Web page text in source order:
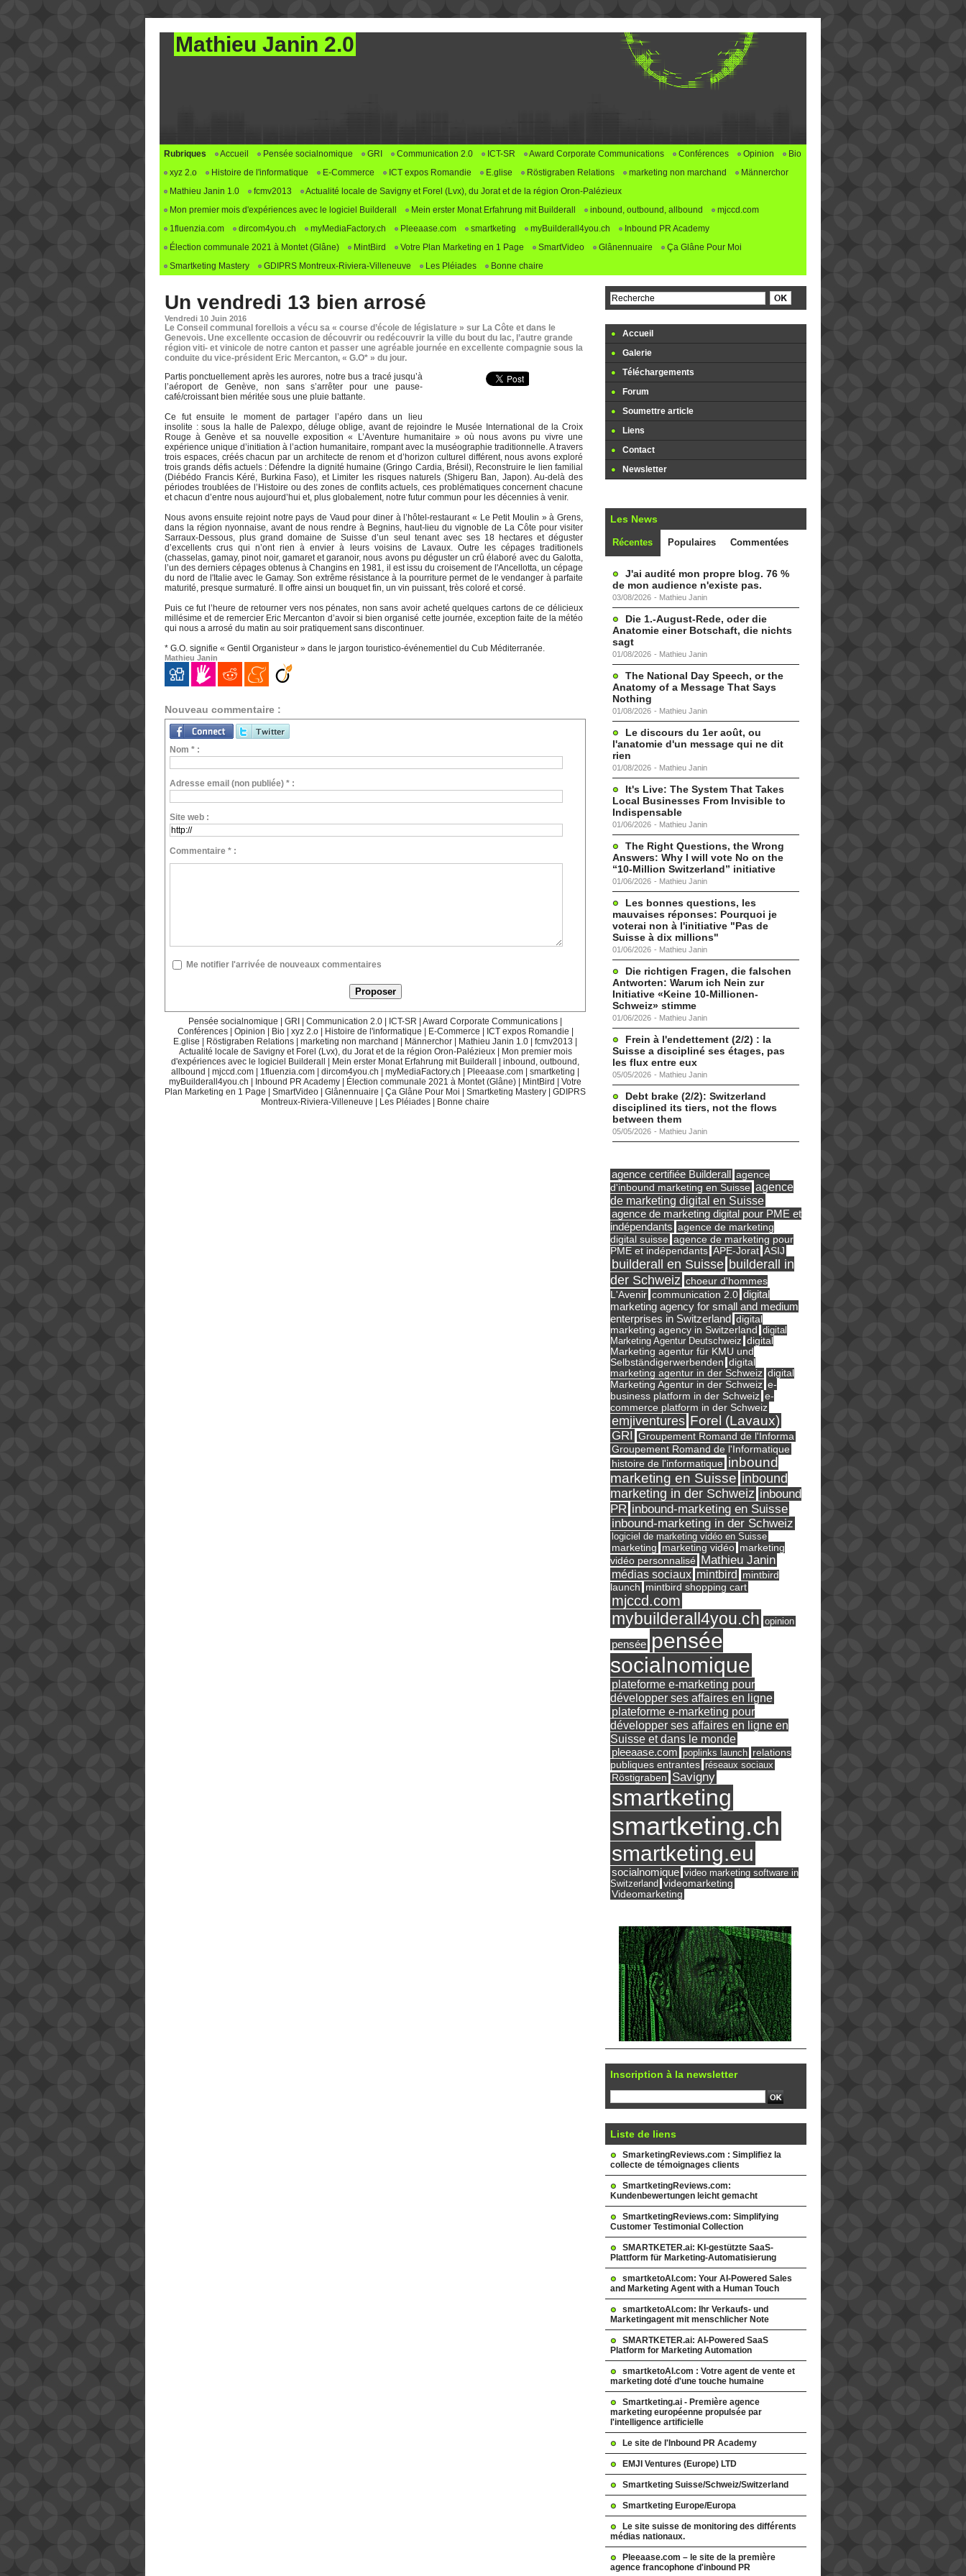
Mathieu Janin 2.0
Rubriques Accueil Pensée socialnomique GRI Communication 2.0 ICT-SR Award Corporate Communications Conférences Opinion
Bio
xyz 2.o
Histoire de l'informatique E-Commerce ICT expos Romandie E.glise Röstigraben Relations marketing non marchand
Männerchor
Mathieu Janin 1.0
fcmv2013
Actualité locale de Savigny et Forel (Lvx), du Jorat et de la région Oron-Palézieux
Mon premier mois d'expériences avec le logiciel Builderall
Mein erster Monat Erfahrung mit Builderall inbound, outbound, allbound
mjccd.com
1fluenzia.com
dircom4you.ch myMediaFactory.ch Pleeaase.com smartketing myBuilderall4you.ch
Inbound PR Academy
Élection communale 2021 à Montet (Glâne)
MintBird Votre Plan Marketing en 1 Page SmartVideo Glânennuaire
Ça Glâne Pour Moi
Smartketing Mastery
GDIPRS Montreux-Riviera-Villeneuve Les Pléiades Bonne chaire
Un vendredi 13 bien arrosé
Vendredi 10 Juin 2016
Le Conseil communal forellois a vécu sa « course d’école de législature » sur La Côte et dans le
Genevois. Une excellente occasion de découvrir ou redécouvrir la ville du bout du lac, l’autre grande
région viti- et vinicole de notre canton et passer une agréable journée en excellente compagnie sous la
conduite du vice-président Eric Mercanton, « G.O* » du jour.
Partis ponctuellement après les aurores, notre bus a tracé jusqu’à
l’aéroport de Genève, non sans s’arrêter pour une pause-
café/croissant bien méritée sous une pluie battante.
Ce fut ensuite le moment de partager l’apéro dans un lieu
insolite : sous la halle de Palexpo, déluge oblige, avant de rejoindre le Musée International de la Croix
Rouge à Genève et sa nouvelle exposition « L’Aventure humanitaire » où nous avons pu vivre une
expérience unique d’initiation à l’action humanitaire, rompant avec la muséographie traditionnelle. A travers
trois espaces, créés chacun par un architecte de renom et d’horizon culturel différent, nous avons exploré
trois grands défis actuels : Défendre la dignité humaine (Gringo Cardia, Brésil), Reconstruire le lien familial
(Diébédo Francis Kéré, Burkina Faso), et Limiter les risques naturels (Shigeru Ban, Japon). Au-delà des
périodes troublées de l’Histoire ou des zones de conflits actuels, ces problématiques concernent chacune
et chacun d’entre nous aujourd’hui et, plus globalement, notre futur commun pour les décennies à venir.
Nous avons ensuite rejoint notre pays de Vaud pour diner à l’hôtel-restaurant « Le Petit Moulin » à Grens,
dans la région nyonnaise, avant de nous rendre à Begnins, haut-lieu du vignoble de La Côte pour visiter
Sarraux-Dessous, plus grand domaine de Suisse d’un seul tenant avec ses 18 hectares et déguster
d’excellents crus qui n’ont rien à envier à leurs voisins de Lavaux. Outre les cépages traditionels
(chasselas, gamay, pinot noir, gamaret et garanoir, nous avons pu déguster un crû élaboré avec du Galotta,
l’un des derniers cépages obtenus à Changins en 1981, il est issu du croisement de l'Ancellotta, un cépage
du nord de l'Italie avec le Gamay. Son extrême résistance à la pourriture permet de le vendanger à parfaite
maturité, presque surmaturé. Il offre ainsi un bouquet fin, un vin puissant, très coloré et corsé.
Puis ce fut l’heure de retourner vers nos pénates, non sans avoir acheté quelques cartons de ce délicieux
millésime et de remercier Eric Mercanton d’avoir si bien organisé cette journée, exception faite de la météo
qui nous a arrosé du matin au soir pratiquement sans discontinuer.
* G.O. signifie « Gentil Organisteur » dans le jargon touristico-événementiel du Cub Méditerranée.
Mathieu Janin
Nouveau commentaire :
Nom * :
Adresse email (non publiée) * :
Site web :
Commentaire * :
Me notifier l'arrivée de nouveaux commentaires
Pensée socialnomique GRI Communication 2.0 ICT-SR Award Corporate Communications
Conférences
Opinion Bio xyz 2.o Histoire de l'informatique E-Commerce ICT expos Romandie
E.glise
Röstigraben Relations marketing non marchand Männerchor Mathieu Janin 1.0 fcmv2013
Actualité locale de Savigny et Forel (Lvx), du Jorat et de la région Oron-Palézieux
Mon premier mois
d'expériences avec le logiciel Builderall
Mein erster Monat Erfahrung mit Builderall
inbound, outbound,
allbound
mjccd.com 1fluenzia.com dircom4you.ch myMediaFactory.ch Pleeaase.com smartketing
myBuilderall4you.ch
Inbound PR Academy Élection communale 2021 à Montet (Glâne) MintBird
Votre
Plan Marketing en 1 Page
SmartVideo Glânennuaire Ça Glâne Pour Moi Smartketing Mastery
GDIPRS
Montreux-Riviera-Villeneuve
Les Pléiades Bonne chaire
Accueil
Galerie
Téléchargements
Forum
Soumettre article
Liens
Contact
Newsletter
Les News
Récentes Populaires Commentées
J'ai audité mon propre blog. 76 %
de mon audience n'existe pas.
03/08/2026 - Mathieu Janin
Die 1.-August-Rede, oder die
Anatomie einer Botschaft, die nichts
sagt
01/08/2026 - Mathieu Janin
The National Day Speech, or the
Anatomy of a Message That Says
Nothing
01/08/2026 - Mathieu Janin
Le discours du 1er août, ou
l'anatomie d'un message qui ne dit
rien
01/08/2026 - Mathieu Janin
It's Live: The System That Takes
Local Businesses From Invisible to
Indispensable
01/06/2026 - Mathieu Janin
The Right Questions, the Wrong
Answers: Why I will vote No on the
“10-Million Switzerland” initiative
01/06/2026 - Mathieu Janin
Les bonnes questions, les
mauvaises réponses: Pourquoi je
voterai non à l'initiative "Pas de
Suisse à dix millions"
01/06/2026 - Mathieu Janin
Die richtigen Fragen, die falschen
Antworten: Warum ich Nein zur
Initiative «Keine 10-Millionen-
Schweiz» stimme
01/06/2026 - Mathieu Janin
Frein à l'endettement (2/2) : la
Suisse a discipliné ses étages, pas
les flux entre eux
05/05/2026 - Mathieu Janin
Debt brake (2/2): Switzerland
disciplined its tiers, not the flows
between them
05/05/2026 - Mathieu Janin
agence certifiée Builderall
agence
d'inbound marketing en Suisse agence
de marketing digital en Suisse
agence de marketing digital pour PME et
indépendants agence de marketing
digital suisse agence de marketing pour
PME et indépendants APE-Jorat ASIJ
builderall en Suisse builderall in
der Schweiz choeur d'hommes
L'Avenir communication 2.0 digital
marketing agency for small and medium
enterprises in Switzerland digital
marketing agency in Switzerland digital
Marketing Agentur Deutschweiz digital
Marketing agentur für KMU und
Selbständigerwerbenden digital
marketing agentur in der Schweiz digital
Marketing Agentur in der Schweiz e-
business platform in der Schweiz e-
commerce platform in der Schweiz
emjiventures Forel (Lavaux)
GRI Groupement Romand de l'Informa
Groupement Romand de l'Informatique
histoire de l'informatique inbound
marketing en Suisse inbound
marketing in der Schweiz inbound
PR inbound-marketing en Suisse
inbound-marketing in der Schweiz
logiciel de marketing vidéo en Suisse
marketing marketing vidéo marketing
vidéo personnalisé Mathieu Janin
médias sociaux mintbird
mintbird
launch mintbird shopping cart
mjccd.com
mybuilderall4you.ch opinion
pensée pensée
socialnomique
plateforme e-marketing pour
développer ses affaires en ligne
plateforme e-marketing pour
développer ses affaires en ligne en
Suisse et dans le monde
pleeaase.com poplinks launch relations
publiques entrantes réseaux sociaux
Röstigraben Savigny
smartketing
smartketing.ch
smartketing.eu
socialnomique video marketing software in
Switzerland videomarketing
Videomarketing
Inscription à la newsletter
Liste de liens
SmarketingReviews.com : Simplifiez la
collecte de témoignages clients
SmartketingReviews.com:
Kundenbewertungen leicht gemacht
SmartketingReviews.com: Simplifying
Customer Testimonial Collection
SMARTKETER.ai: KI-gestützte SaaS-
Plattform für Marketing-Automatisierung
smartketoAI.com: Your AI-Powered Sales
and Marketing Agent with a Human Touch
smartketoAI.com: Ihr Verkaufs- und
Marketingagent mit menschlicher Note
SMARTKETER.ai: AI-Powered SaaS
Platform for Marketing Automation
smartketoAI.com : Votre agent de vente et
marketing doté d'une touche humaine
Smartketing.ai - Première agence
marketing européenne propulsée par
l'intelligence artificielle
Le site de l'Inbound PR Academy
EMJI Ventures (Europe) LTD
Smartketing Suisse/Schweiz/Switzerland
Smartketing Europe/Europa
Le site suisse de monitoring des différents
médias nationaux.
Pleeaase.com – le site de la première
agence francophone d'inbound PR